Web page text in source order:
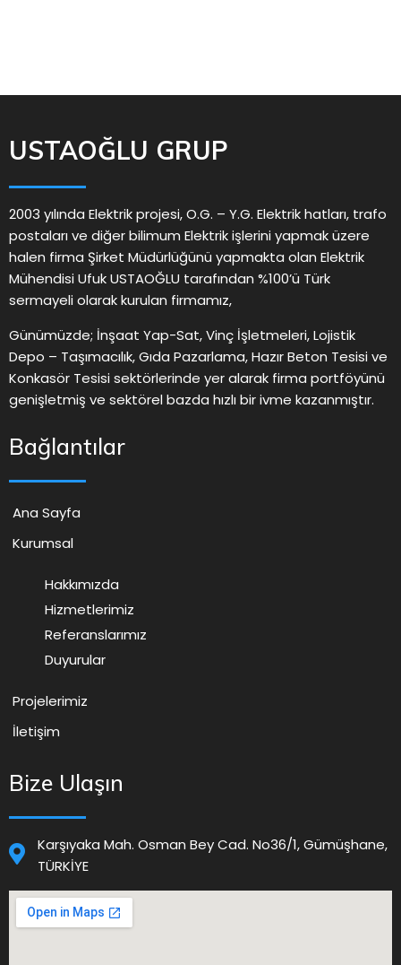
USTAOĞLU GRUP
2003 yılında Elektrik projesi, O.G. – Y.G. Elektrik hatları, trafo
postaları ve diğer bilimum Elektrik işlerini yapmak üzere
halen firma Şirket Müdürlüğünü yapmakta olan Elektrik
Mühendisi Ufuk USTAOĞLU tarafından %100’ü Türk
sermayeli olarak kurulan firmamız,
Günümüzde; İnşaat Yap-Sat, Vinç İşletmeleri, Lojistik
Depo – Taşımacılık, Gıda Pazarlama, Hazır Beton Tesisi ve
Konkasör Tesisi sektörlerinde yer alarak firma portföyünü
genişletmiş ve sektörel bazda hızlı bir ivme kazanmıştır.
Bağlantılar
Ana Sayfa
Kurumsal
Hakkımızda
Hizmetlerimiz
Referanslarımız
Duyurular
Projelerimiz
İletişim
Bize Ulaşın
Karşıyaka Mah. Osman Bey Cad. No36/1, Gümüşhane,
TÜRKİYE